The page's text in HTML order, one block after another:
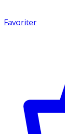
Favoriter